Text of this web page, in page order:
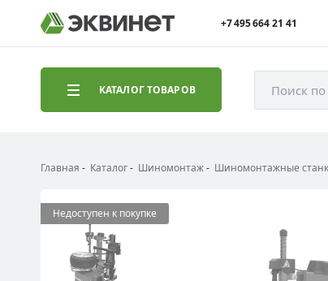
+7 495 664 21 41
КАТАЛОГ ТОВАРОВ Поиск
Главная Каталог Шиномонтаж Шиномонтажные
Недоступен к покупке